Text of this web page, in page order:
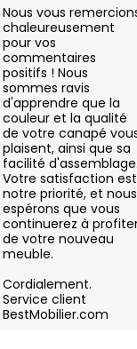
Nous vous
chaleureusement
pour vos
commentaires
positifs ! Nous
sommes ravis
d'apprendre que la
couleur et la qualité
de votre canapé
plaisent, ainsi que sa
facilité
Votre satisfaction est
notre priorité, et nous
espérons que vous
continuerez à
de votre nouveau
meuble.
Cordialement.
Service client
BestMobilier.com